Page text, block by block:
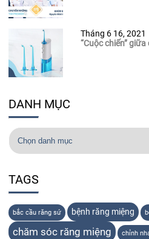
Tháng 6 16, 2021
“Cuộc chiến”
DANH MỤC
TAGS
bắc cầu răng sứ bệnh răng miệng
chăm sóc răng miệng chỉnh